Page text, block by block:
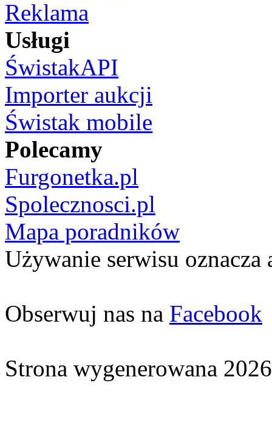
Reklama
Usługi
ŚwistakAPI
Importer aukcji
Świstak mobile
Polecamy
Furgonetka.pl
Spolecznosci.pl
Mapa poradników
Używanie serwisu oznacza
Obserwuj nas na Facebook
Strona wygenerowana